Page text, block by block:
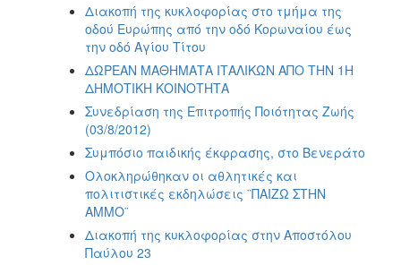
Διακοπή της κυκλοφορίας στο τμήμα της
οδού Ευρώπης από την οδό Κορωναίου έως
την οδό Αγίου Τίτου
ΔΩΡΕΑΝ ΜΑΘΗΜΑΤΑ ΙΤΑΛΙΚΩΝ ΑΠΟ ΤΗΝ 1Η
ΔΗΜΟΤΙΚΗ ΚΟΙΝΟΤΗΤΑ
Συνεδρίαση της Επιτροπής Ποιότητας Ζωής
(03/8/2012)
Συμπόσιο παιδικής έκφρασης, στο Βενεράτο
Ολοκληρώθηκαν οι αθλητικές και
πολιτιστικές εκδηλώσεις ¨ΠΑΙΖΩ ΣΤΗΝ
ΑΜΜΟ¨
Διακοπή της κυκλοφορίας στην Αποστόλου
Παύλου 23